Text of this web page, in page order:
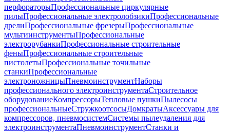
перфораторыПрофессиональные циркулярные
пилыПрофессиональные электролобзикиПрофессиональные
дрелиПрофессиональные фрезерыПрофессиональные
мультиинструментыПрофессиональные
электрорубанкиПрофессиональные строительные
феныПрофессиональные строительные
пистолетыПрофессиональные точильные
станкиПрофессиональные
электроножницыПневмоинструментНаборы
профессионального электроинструментаСтроительное
оборудованиеКомпрессорыТепловые пушкиПылесосы
профессиональныеСтружкоотсосыДомкратыАксессуары для
компрессоров, пневмосистемСистемы пылеудаления для
электроинструментаПневмоинструментСтанки и